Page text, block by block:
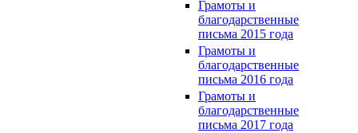
Грамоты и
благодарственные
письма 2015 года
Грамоты и
благодарственные
письма 2016 года
Грамоты и
благодарственные
письма 2017 года